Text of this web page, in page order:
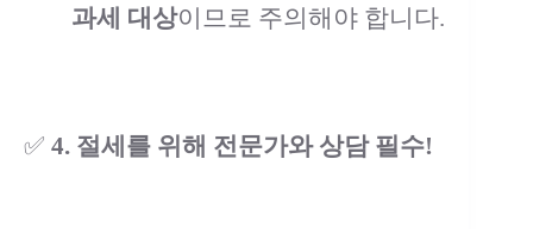
과세 대상이므로 주의해야 합니다.
✅ 4. 절세를 위해 전문가와 상담 필수!